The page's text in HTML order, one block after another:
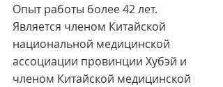
Опыт работы более 42 лет.
Является членом Китайской
национальной медицинской
ассоциации провинции Хубэй и
членом Китайской медицинской